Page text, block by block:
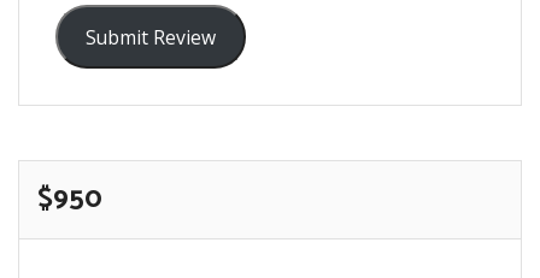
Submit Review
$950